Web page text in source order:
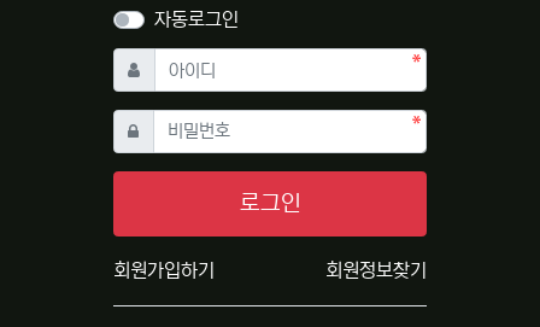
자동로그인
아이디 필수
비밀번호필수
로그인
회원가입하기 회원정보찾기